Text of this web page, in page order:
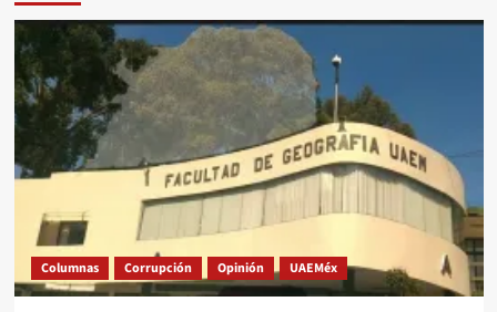
Columnas Corrupción Opinión UAEMéx